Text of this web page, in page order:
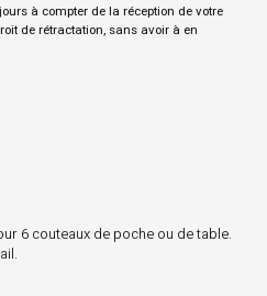
à compter de la réception de votre
de rétractation, sans avoir à en
6 couteaux de poche ou de table.